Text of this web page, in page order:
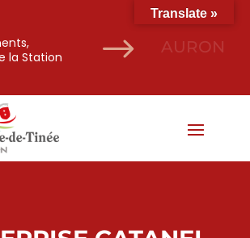
$
la Station
AURON
Translate »